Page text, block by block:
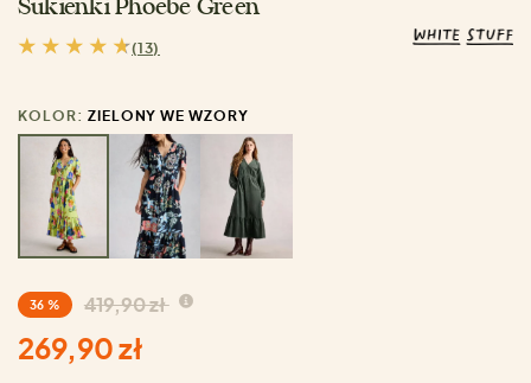
Sukienki Phoebe Green
(13)
KOLOR: ZIELONY WE WZORY
36 % 419,90 zł
269,90 zł